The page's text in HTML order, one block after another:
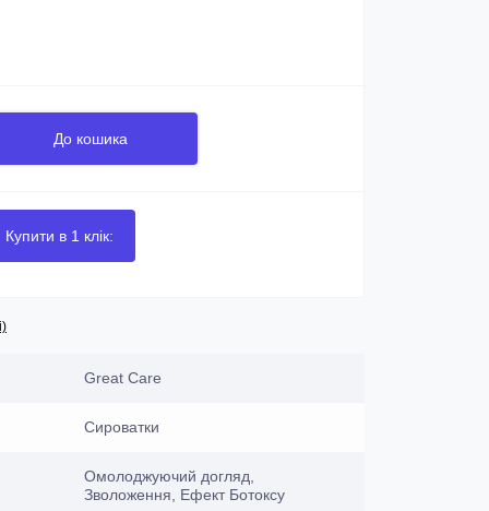
До кошика
Купити в 1 клік:
Great Care
Сироватки
Омолоджуючий догляд,
Зволоження, Ефект Ботоксу